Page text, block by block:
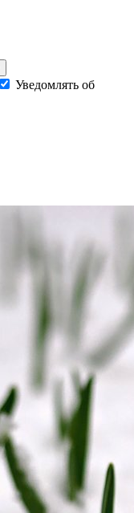
Уведомлять об